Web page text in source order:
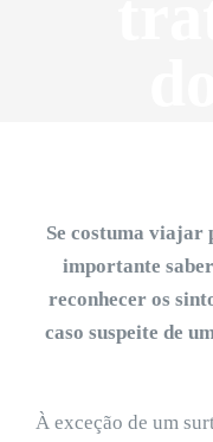
Se costuma viajar
importante
reconhecer os
caso suspeite de
À exceção de um